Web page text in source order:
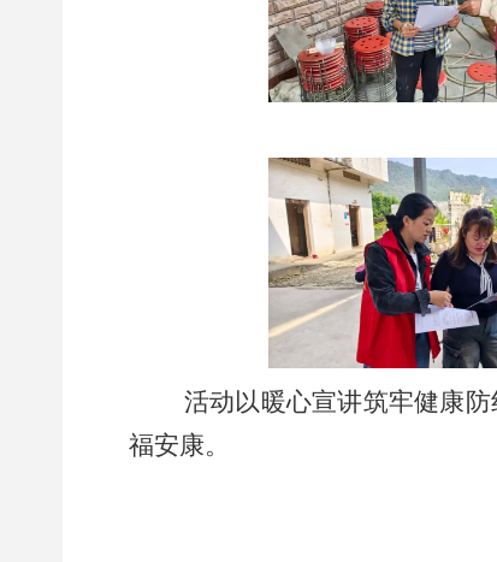
活动以暖心宣讲筑牢健康
福安康。